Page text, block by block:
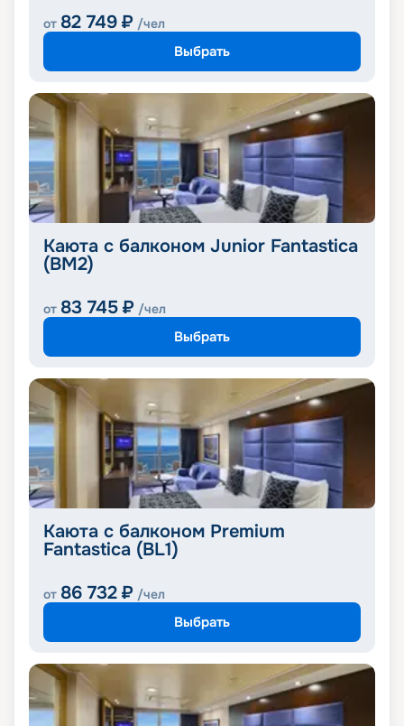
от 82 749 ₽ /чел
Выбрать
Каюта с балконом Junior Fantastica
(BM2)
от 83 745 ₽ /чел
Выбрать
Каюта с балконом Premium
Fantastica (BL1)
от 86 732 ₽ /чел
Выбрать